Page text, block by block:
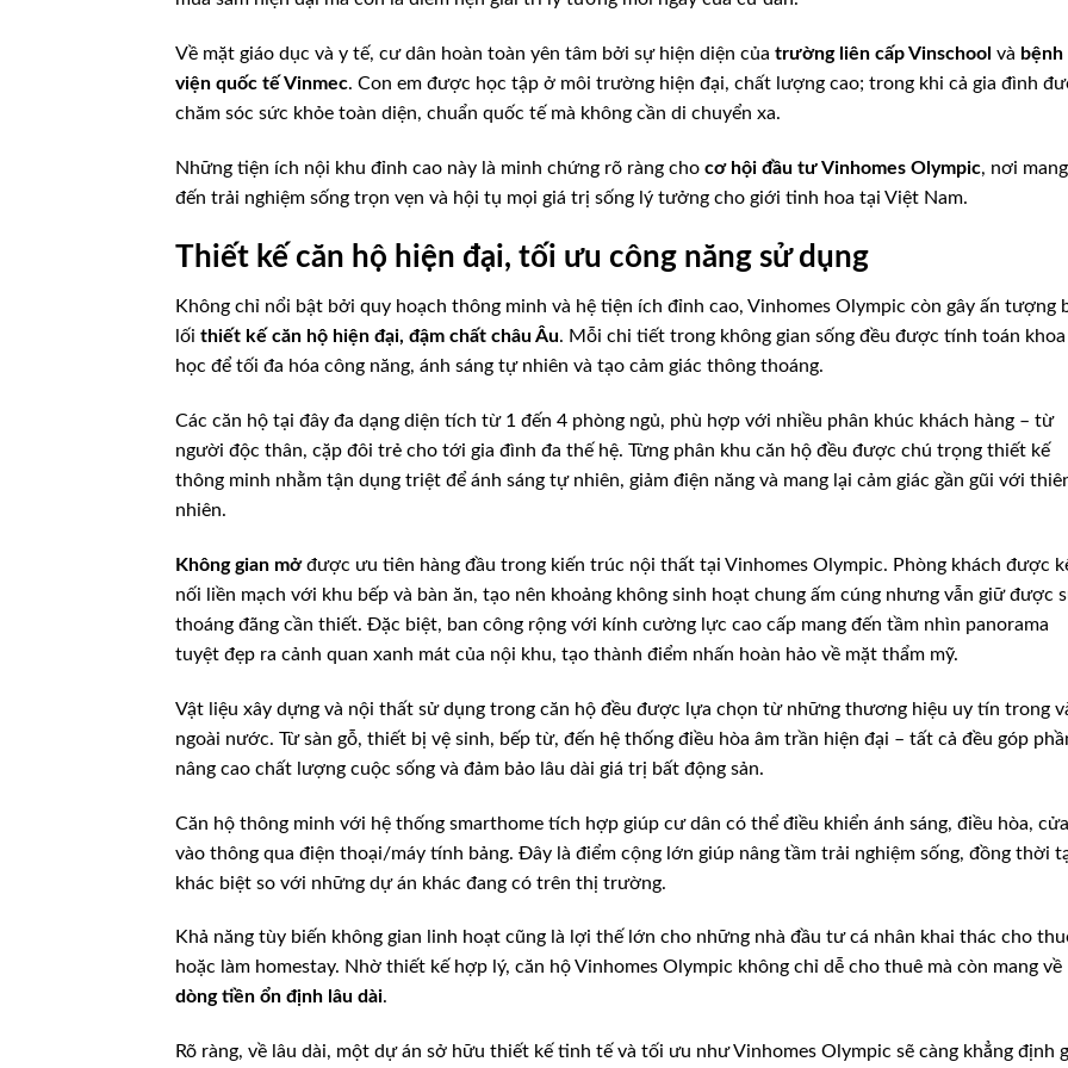
Về mặt giáo dục và y tế, cư dân hoàn toàn yên tâm bởi sự hiện diện của trường liên cấp Vinschool và bệnh
viện quốc tế Vinmec. Con em được học tập ở môi trường hiện đại, chất lượng cao; trong khi cả gia đình
chăm sóc sức khỏe toàn diện, chuẩn quốc tế mà không cần di chuyển xa.
Những tiện ích nội khu đỉnh cao này là minh chứng rõ ràng cho cơ hội đầu tư Vinhomes Olympic, nơi mang
đến trải nghiệm sống trọn vẹn và hội tụ mọi giá trị sống lý tưởng cho giới tinh hoa tại Việt Nam.
Thiết kế căn hộ hiện đại, tối ưu công năng sử dụng
Không chỉ nổi bật bởi quy hoạch thông minh và hệ tiện ích đỉnh cao, Vinhomes Olympic còn gây ấn tượng
lối thiết kế căn hộ hiện đại, đậm chất châu Âu. Mỗi chi tiết trong không gian sống đều được tính toán khoa
học để tối đa hóa công năng, ánh sáng tự nhiên và tạo cảm giác thông thoáng.
Các căn hộ tại đây đa dạng diện tích từ 1 đến 4 phòng ngủ, phù hợp với nhiều phân khúc khách hàng – từ
người độc thân, cặp đôi trẻ cho tới gia đình đa thế hệ. Từng phân khu căn hộ đều được chú trọng thiết kế
thông minh nhằm tận dụng triệt để ánh sáng tự nhiên, giảm điện năng và mang lại cảm giác gần gũi với
nhiên.
Không gian mởđược ưu tiên hàng đầu trong kiến trúc nội thất tại Vinhomes Olympic. Phòng khách được
nối liền mạch với khu bếp và bàn ăn, tạo nên khoảng không sinh hoạt chung ấm cúng nhưng vẫn giữ được
thoáng đãng cần thiết. Đặc biệt, ban công rộng với kính cường lực cao cấp mang đến tầm nhìn panorama
tuyệt đẹp ra cảnh quan xanh mát của nội khu, tạo thành điểm nhấn hoàn hảo về mặt thẩm mỹ.
Vật liệu xây dựng và nội thất sử dụng trong căn hộ đều được lựa chọn từ những thương hiệu uy tín trong
ngoài nước. Từ sàn gỗ, thiết bị vệ sinh, bếp từ, đến hệ thống điều hòa âm trần hiện đại – tất cả đều góp
nâng cao chất lượng cuộc sống và đảm bảo lâu dài giá trị bất động sản.
Căn hộ thông minh với hệ thống smarthome tích hợp giúp cư dân có thể điều khiển ánh sáng, điều hòa,
vào thông qua điện thoại/máy tính bảng. Đây là điểm cộng lớn giúp nâng tầm trải nghiệm sống, đồng thời
khác biệt so với những dự án khác đang có trên thị trường.
Khả năng tùy biến không gian linh hoạt cũng là lợi thế lớn cho những nhà đầu tư cá nhân khai thác cho
hoặc làm homestay. Nhờ thiết kế hợp lý, căn hộ Vinhomes Olympic không chỉ dễ cho thuê mà còn mang về
dòng tiền ổn định lâu dài.
Rõ ràng, về lâu dài, một dự án sở hữu thiết kế tinh tế và tối ưu như Vinhomes Olympic sẽ càng khẳng định